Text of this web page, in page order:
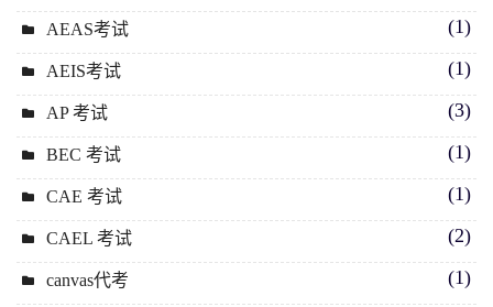
AEAS考试 (1)
AEIS考试 (1)
AP 考试 (3)
BEC 考试 (1)
CAE 考试 (1)
CAEL 考试 (2)
canvas代考 (1)